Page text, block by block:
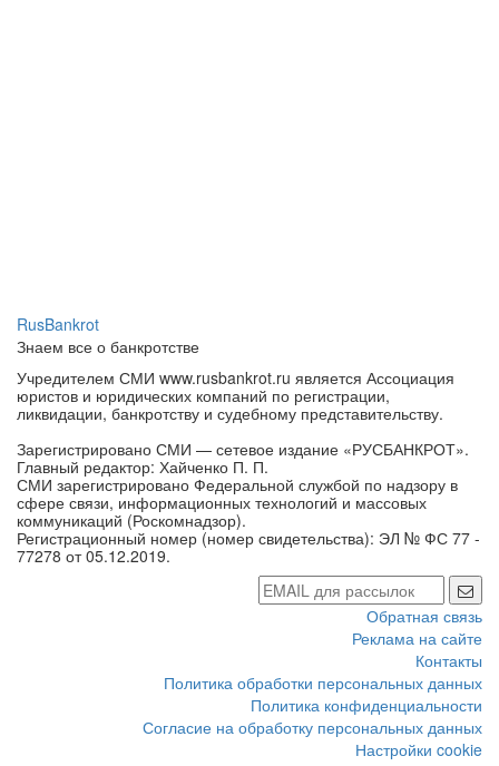
RusBankrot
Знаем все о банкротстве
Учредителем СМИ www.rusbankrot.ru является Ассоциация
юристов и юридических компаний по регистрации,
ликвидации, банкротству и судебному представительству.
Зарегистрировано СМИ — сетевое издание «РУСБАНКРОТ».
Главный редактор: Хайченко П. П.
СМИ зарегистрировано Федеральной службой по надзору в
сфере связи, информационных технологий и массовых
коммуникаций (Роскомнадзор).
Регистрационный номер (номер свидетельства): ЭЛ № ФС 77 -
77278 от 05.12.2019.
Обратная связь
Реклама на сайте
Контакты
Политика обработки персональных данных
Политика конфиденциальности
Согласие на обработку персональных данных
Настройки cookie